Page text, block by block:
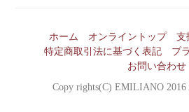
Kuumba
Lamp gloves
M&M
￥50,000～
ホーム オンライントップ
支
特定商取引法に基づく表記
プ
お問い合わせ
Copy rights(C) EMILIANO 2016